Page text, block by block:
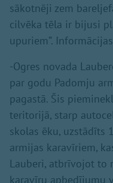
sākotnēji zem
cilvēka tēla ir bijusi
upuriem”.
-Ogres novada
par godu Padomju
pagastā. Šis
teritorijā, starp
skolas ēku, uzstādīts
armijas karavīriem,
Lauberi, atbrīvojot to
karavīru apbedījumu